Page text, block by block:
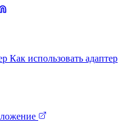
Как использовать адаптер